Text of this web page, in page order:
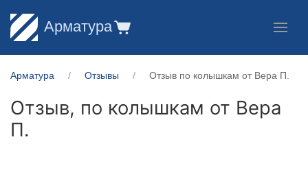
Арматура
Арматура Отзывы Отзыв по колышкам от Вера П.
Отзыв, по колышкам от Вера
П.